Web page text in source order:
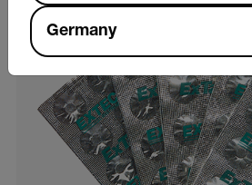
Germany